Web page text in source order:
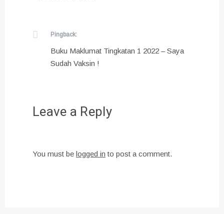
Pingback:
Buku Maklumat Tingkatan 1 2022 – Saya
Sudah Vaksin !
Leave a Reply
You must be logged in to post a comment.